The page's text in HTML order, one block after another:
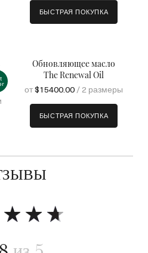
БЫСТРАЯ ПОКУПКА
Обновляющее масло
The Renewal Oil
от$15400.00/ 2 размеры
БЫСТРАЯ ПОКУПКА